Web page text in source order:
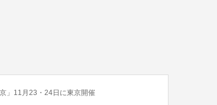
」11月23・24日に東京開催